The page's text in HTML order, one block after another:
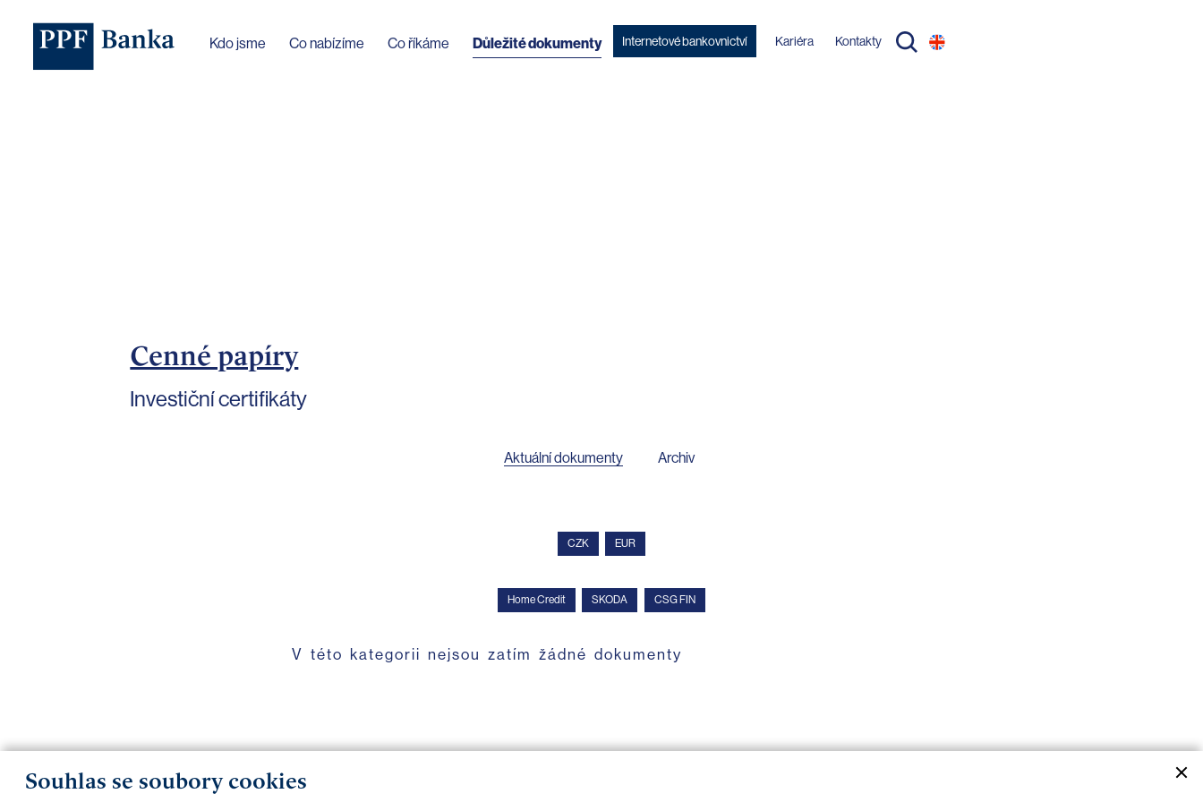
Souhlas se soubory cookies
Kdo jsme Co nabízíme Co říkáme Důležité dokumenty Internetové bankovnictví Kariéra Kontakty
Cenné papíry
Investiční certifikáty
Aktuální dokumenty Archiv
CZK EUR
Home Credit SKODA CSG FIN
V této kategorii nejsou zatím žádné dokumenty